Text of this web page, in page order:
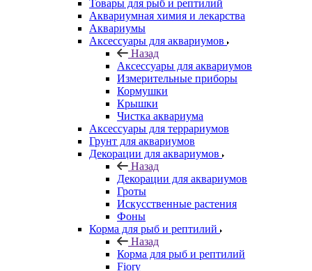
Товары для рыб и рептилий
Аквариумная химия и лекарства
Аквариумы
Аксессуары для аквариумов
Назад
Аксессуары для аквариумов
Измерительные приборы
Кормушки
Крышки
Чистка аквариума
Аксессуары для террариумов
Грунт для аквариумов
Декорации для аквариумов
Назад
Декорации для аквариумов
Гроты
Искусственные растения
Фоны
Корма для рыб и рептилий
Назад
Корма для рыб и рептилий
Fiory